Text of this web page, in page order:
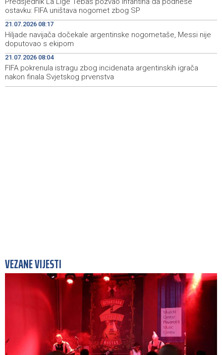
ponovo vratio u jamu 'Raspotočje'
19:03
Sarajevo Film Festival presents Kinoscope and
Kinoscope Surreal programs
19:00 Najave događaja za 8. 8. 2026. godine (subota)
ostavku: FIFA uništava nogomet zbog SP
21.07.2026 08:17
Hiljade navijača dočekale argentinske nogometaše, Messi nije
doputovao s ekipom
21.07.2026 08:04
FIFA pokrenula istragu zbog incidenata argentinskih igrača
nakon finala Svjetskog prvenstva
VEZANE VIJESTI